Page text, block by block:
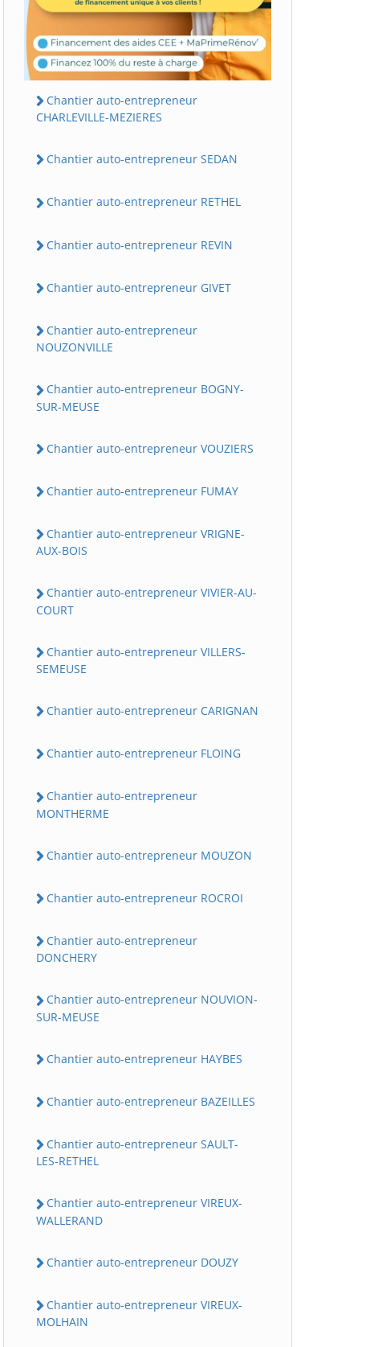
Chantier auto-entrepreneur
CHARLEVILLE-MEZIERES
Chantier auto-entrepreneur SEDAN
Chantier auto-entrepreneur RETHEL
Chantier auto-entrepreneur REVIN
Chantier auto-entrepreneur GIVET
Chantier auto-entrepreneur
NOUZONVILLE
Chantier auto-entrepreneur BOGNY-
SUR-MEUSE
Chantier auto-entrepreneur VOUZIERS
Chantier auto-entrepreneur FUMAY
Chantier auto-entrepreneur VRIGNE-
AUX-BOIS
Chantier auto-entrepreneur VIVIER-AU-
COURT
Chantier auto-entrepreneur VILLERS-
SEMEUSE
Chantier auto-entrepreneur CARIGNAN
Chantier auto-entrepreneur FLOING
Chantier auto-entrepreneur
MONTHERME
Chantier auto-entrepreneur MOUZON
Chantier auto-entrepreneur ROCROI
Chantier auto-entrepreneur
DONCHERY
Chantier auto-entrepreneur NOUVION-
SUR-MEUSE
Chantier auto-entrepreneur HAYBES
Chantier auto-entrepreneur BAZEILLES
Chantier auto-entrepreneur SAULT-
LES-RETHEL
Chantier auto-entrepreneur VIREUX-
WALLERAND
Chantier auto-entrepreneur DOUZY
Chantier auto-entrepreneur VIREUX-
MOLHAIN